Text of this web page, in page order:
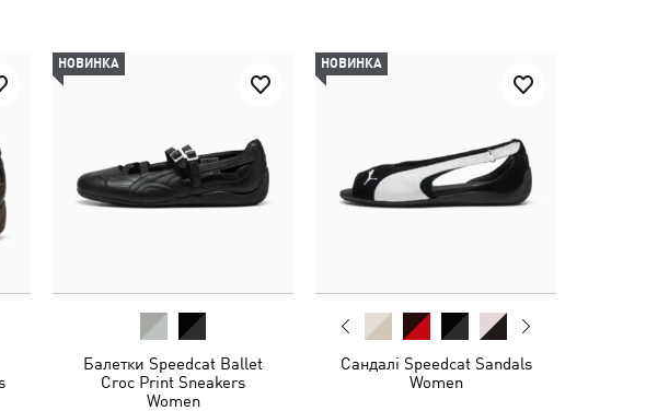
НОВИНКА
Балетки Speedcat Ballet
Croc Print Sneakers
Women
НОВИНКА
Сандалі Speedcat Sandals
Women